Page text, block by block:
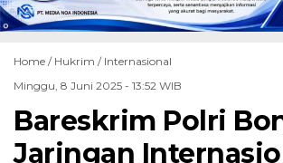
Home / Hukrim / Internasional
Minggu, 8 Juni 2025 - 13:52 WIB
Bareskrim Polri
Jaringan